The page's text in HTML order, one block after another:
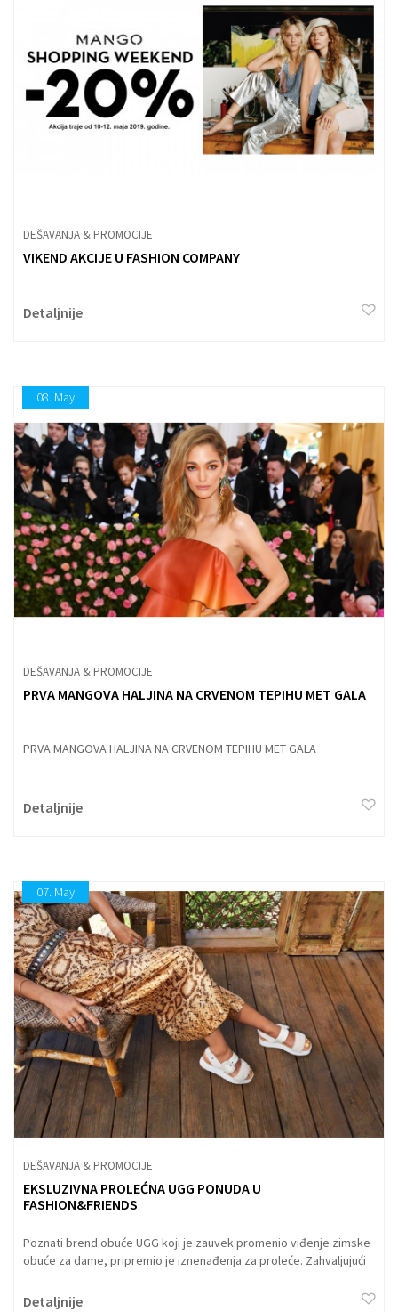
DEŠAVANJA & PROMOCIJE
VIKEND AKCIJE U FASHION COMPANY
Detaljnije
08. May
DEŠAVANJA & PROMOCIJE
PRVA MANGOVA HALJINA NA CRVENOM TEPIHU MET GALA
PRVA MANGOVA HALJINA NA CRVENOM TEPIHU MET GALA
Detaljnije
07. May
DEŠAVANJA & PROMOCIJE
EKSLUZIVNA PROLEĆNA UGG PONUDA U
FASHION&FRIENDS
Poznati brend obuće UGG koji je zauvek promenio viđenje zimske
obuće za dame, pripremio je iznenađenja za proleće. Zahvaljujući
ekskluzivnu ponudu.
Detaljnije